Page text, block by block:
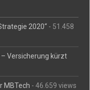
2020“ - 51.458
Versicherung kürzt
MBTech - 46.659 views